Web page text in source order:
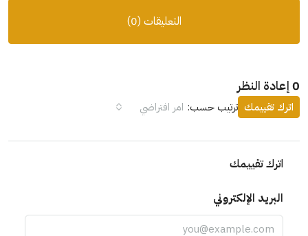
التعليقات (0)
0 إعادة النظر
ترتيب حسب: امر افتراضي اترك تقييمك
اترك تقييمك
البريد الإلكتروني